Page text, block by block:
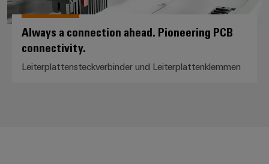
Always a connection ahead. Pioneering PCB
connectivity.
Leiterplattensteckverbinder und Leiterplattenklemmen